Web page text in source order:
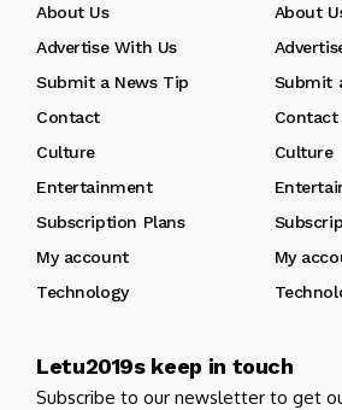
About Us
About
Advertise With Us
Submit a News Tip
Submit
Contact
Contact
Culture
Culture
Entertainment
Subscription Plans
My account
My
Technology
Letu2019s keep in touch
Subscribe to our newsletter to get